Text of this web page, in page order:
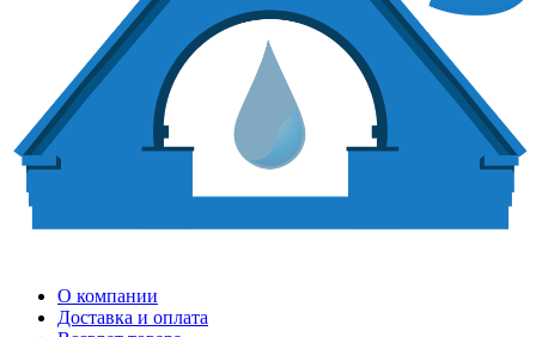
О компании
Доставка и оплата